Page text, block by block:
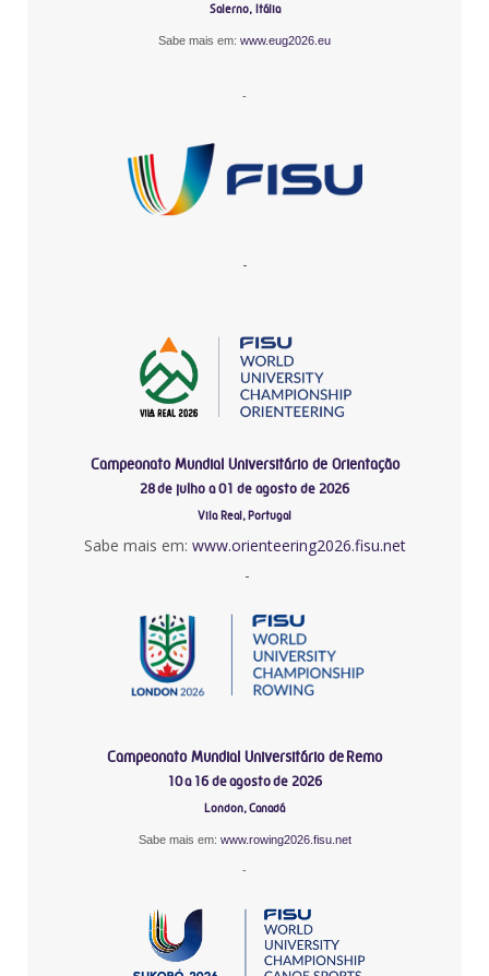
Salerno, Itália
Sabe mais em: www.eug2026.eu
-
-
Campeonato Mundial Universitário de Orientação
28 de julho a 01 de agosto de 2026
Vila Real, Portugal
Sabe mais em: www.orienteering2026.fisu.net
-
Campeonato Mundial Universitário de Remo
10 a 16 de agosto de 2026
London, Canadá
Sabe mais em: www.rowing2026.fisu.net
-